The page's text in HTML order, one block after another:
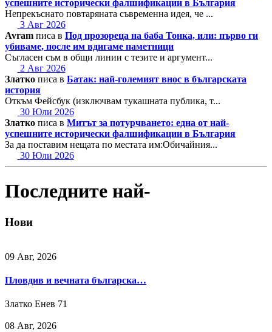
успешните исторически фалшификации в България
Непрекъснато повтаряната съвременна идея, че ...
3 Авг 2026
Avram писа в Под прозореца на баба Тонка, или: първо ги
убиваме, после им вдигаме паметници
Съгласен съм в общи линии с тезите и аргумент...
2 Авг 2026
Златко писа в Батак: най-големият внос в българската
история
Откъм Фейсбук (изключвам тукашната публика, т...
30 Юли 2026
Златко писа в Митът за потурчването: една от най-
успешните исторически фалшификации в България
За да поставим нещата по местата им:Обичайния...
30 Юли 2026
Последните най-
Нови
09 Авг, 2026
Пловдив и вечната българска…
Златко Енев 71
08 Авг, 2026